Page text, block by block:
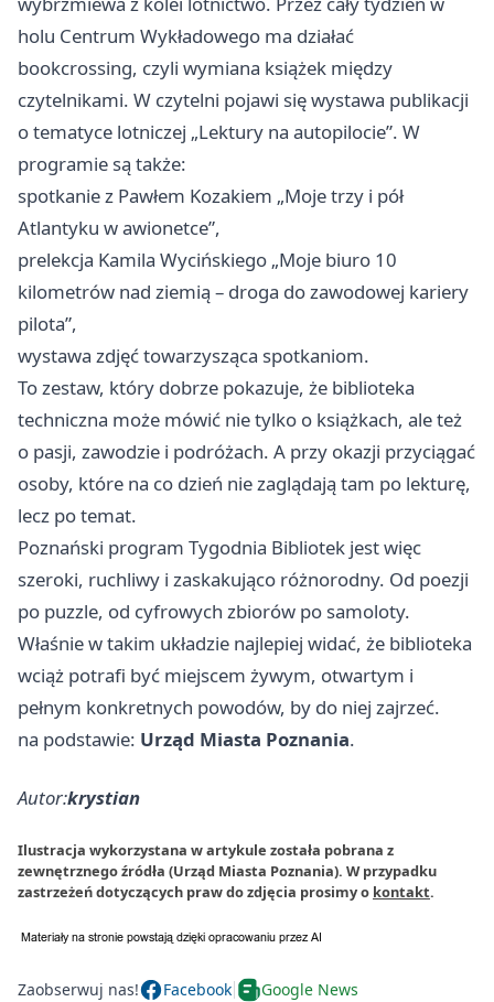
holu Centrum Wykładowego ma działać
bookcrossing, czyli wymiana książek między
czytelnikami. W czytelni pojawi się wystawa publikacji
o tematyce lotniczej „Lektury na autopilocie”. W
programie są także:
spotkanie z Pawłem Kozakiem „Moje trzy i pół
Atlantyku w awionetce”,
prelekcja Kamila Wycińskiego „Moje biuro 10
kilometrów nad ziemią – droga do zawodowej kariery
pilota”,
wystawa zdjęć towarzysząca spotkaniom.
To zestaw, który dobrze pokazuje, że biblioteka
techniczna może mówić nie tylko o książkach, ale też
o pasji, zawodzie i podróżach. A przy okazji przyciągać
osoby, które na co dzień nie zaglądają tam po lekturę,
lecz po temat.
Poznański program Tygodnia Bibliotek jest więc
szeroki, ruchliwy i zaskakująco różnorodny. Od poezji
po puzzle, od cyfrowych zbiorów po samoloty.
Właśnie w takim układzie najlepiej widać, że biblioteka
wciąż potrafi być miejscem żywym, otwartym i
pełnym konkretnych powodów, by do niej zajrzeć.
na podstawie: Urząd Miasta Poznania.
Autor:krystian
Ilustracja wykorzystana w artykule została pobrana z
zewnętrznego źródła (Urząd Miasta Poznania). W przypadku
zastrzeżeń dotyczących praw do zdjęcia prosimy o kontakt.
Zaobserwuj nas! Facebook Google News